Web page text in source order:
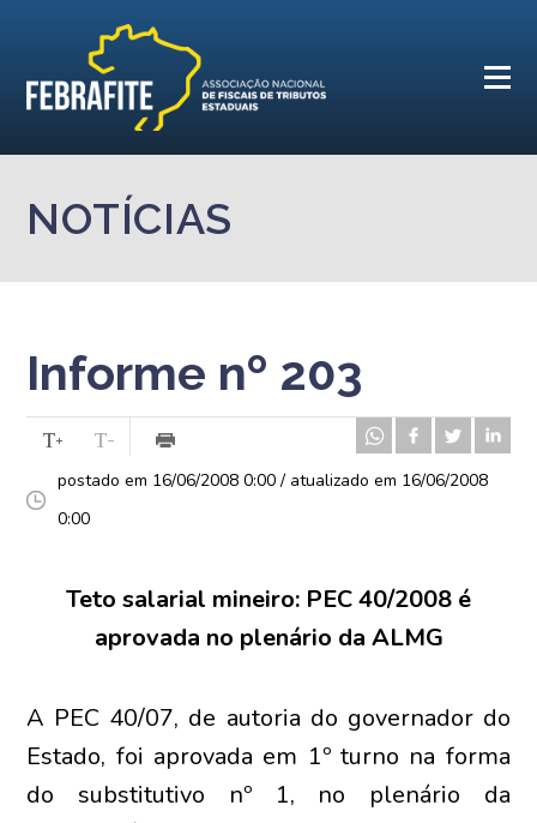
NOTÍCIAS
Informe nº 203
postado em 16/06/2008 0:00 / atualizado em 16/06/2008
0:00
Teto salarial mineiro: PEC 40/2008 é
aprovada no plenário da ALMG
A PEC 40/07, de autoria do governador do
Estado, foi aprovada em 1º turno na forma
do substitutivo nº 1, no plenário da